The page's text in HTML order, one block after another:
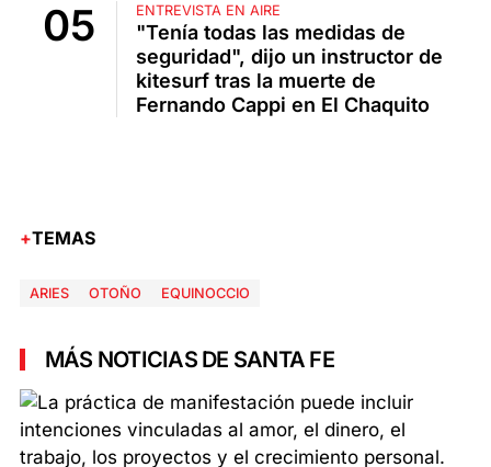
ENTREVISTA EN AIRE
"Tenía todas las medidas de
seguridad", dijo un instructor de
kitesurf tras la muerte de
Fernando Cappi en El Chaquito
TEMAS
ARIES OTOÑO EQUINOCCIO
MÁS NOTICIAS DE SANTA FE